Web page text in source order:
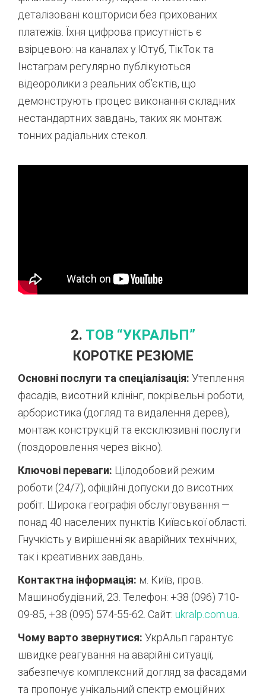
деталізовані кошториси без прихованих
платежів. Їхня цифрова присутність є
взірцевою: на каналах у Ютуб, ТікТок та
Інстаграм регулярно публікуються
відеоролики з реальних об’єктів, що
демонструють процес виконання складних
нестандартних завдань, таких як монтаж
тонних радіальних стекол.
2. ТОВ “УКРАЛЬП”
КОРОТКЕ РЕЗЮМЕ
Основні послуги та спеціалізація: Утеплення
фасадів, висотний клінінг, покрівельні роботи,
арбористика (догляд та видалення дерев),
монтаж конструкцій та ексклюзивні послуги
(поздоровлення через вікно).
Ключові переваги: Цілодобовий режим
роботи (24/7), офіційні допуски до висотних
робіт. Широка географія обслуговування —
понад 40 населених пунктів Київської області.
Гнучкість у вирішенні як аварійних технічних,
так і креативних завдань.
Контактна інформація: м. Київ, пров.
Машинобудівний, 23. Телефон: +38 (096) 710-
09-85, +38 (095) 574-55-62. Сайт: ukralp.com.ua
Чому варто звернутися: УкрАльп гарантує
швидке реагування на аварійні ситуації,
забезпечує комплексний догляд за фасадами
та пропонує унікальний спектр емоційних